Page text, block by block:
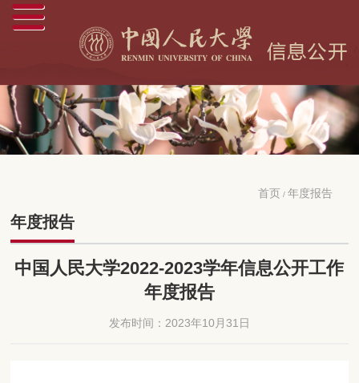
首页 / 年度报告
年度报告
中国人民大学2022-2023学年信息公开工作
年度报告
发布时间：2023年10月31日